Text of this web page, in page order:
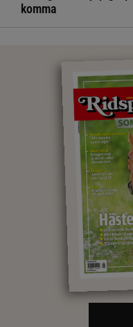
komma